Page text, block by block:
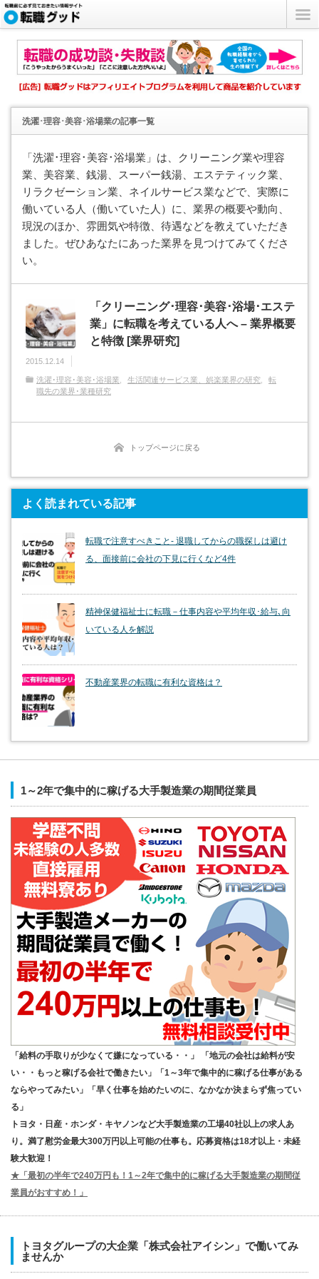
洗濯･理容･美容･浴場業の記事一覧
「洗濯･理容･美容･浴場業」は、クリーニング業や理容
業、美容業、銭湯、スーパー銭湯、エステティック業、
リラクゼーション業、ネイルサービス業などで、実際に
働いている人（働いていた人）に、業界の概要や動向、
現況のほか、雰囲気や特徴、待遇などを教えていただき
ました。ぜひあなたにあった業界を見つけてみてくださ
い。
「クリーニング･理容･美容･浴場･エステ
業」に転職を考えている人へ – 業界概要
と特徴 [業界研究]
2015.12.14
洗濯･理容･美容･浴場業 生活関連サービス業、娯楽業界の研究
転
職先の業界･業種研究
トップページに戻る
よく読まれている記事
転職で注意すべきこと- 退職してからの職探しは避け
る、面接前に会社の下見に行くなど4件
精神保健福祉士に転職－仕事内容や平均年収･給与､向
いている人を解説
不動産業界の転職に有利な資格は？
1～2年で集中的に稼げる大手製造業の期間従業員
「給料の手取りが少なくて嫌になっている・・」 「地元の会社は給料が安
い・・もっと稼げる会社で働きたい」「1～3年で集中的に稼げる仕事がある
ならやってみたい」「早く仕事を始めたいのに、なかなか決まらず焦ってい
る」
トヨタ・日産・ホンダ・キヤノンなど大手製造業の工場40社以上の求人あ
り。満了慰労金最大300万円以上可能の仕事も。応募資格は18才以上・未経
験大歓迎！
★「最初の半年で240万円も！1～2年で集中的に稼げる大手製造業の期間従
業員がおすすめ！」
トヨタグループの大企業「株式会社アイシン」で働いてみ
ませんか